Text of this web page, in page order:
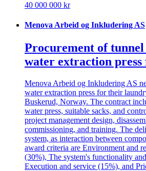
40 000 000 kr
Menova Arbeid og Inkludering AS
Procurement of tunnel
water extraction
Menova Arbeid og Inkludering AS
water extraction press for their
Buskerud, Norway. The contract
water press, suitable sacks, and
project management design,
commissioning, and training. The
system, as interaction between
award criteria are Environment and
(30%), The system's functionality
Execution and service (15%), and